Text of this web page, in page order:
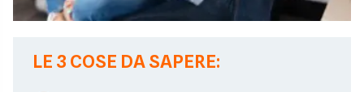
LE 3 COSE DA SAPERE: